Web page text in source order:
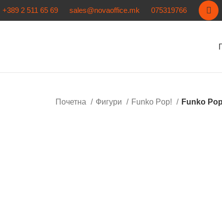
+389 2 511 65 69 sales@novaoffice.mk 075319766
Почетна Фигури Funko Pop! Funko